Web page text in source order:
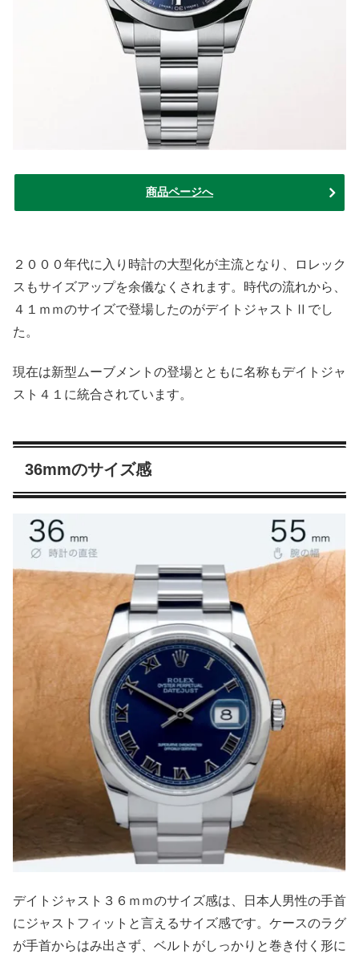
商品ページへ
２０００年代に入り時計の大型化が主流となり、ロレック
スもサイズアップを余儀なくされます。時代の流れから、
４１ｍｍのサイズで登場したのがデイトジャストⅡでし
た。
現在は新型ムーブメントの登場とともに名称もデイトジャ
スト４１に統合されています。
36mmのサイズ感
デイトジャスト３６ｍｍのサイズ感は、日本人男性の手首
にジャストフィットと言えるサイズ感です。ケースのラグ
が手首からはみ出さず、ベルトがしっかりと巻き付く形に